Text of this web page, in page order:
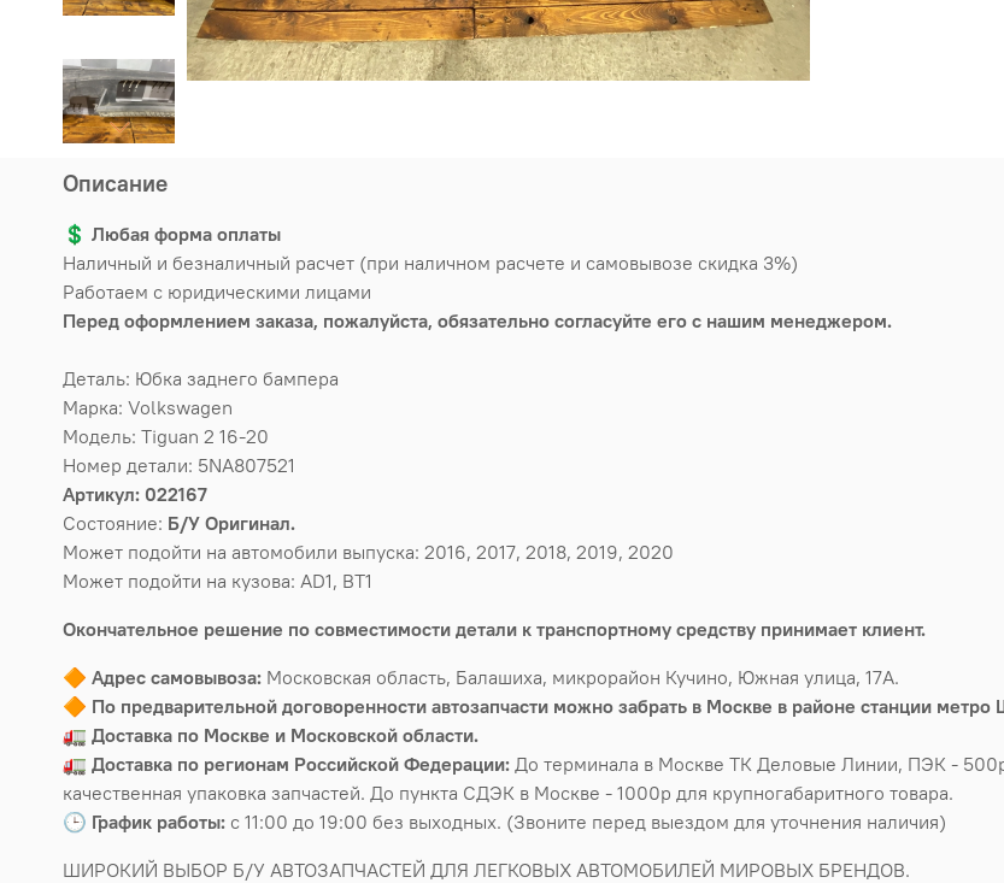
Описание
💲 Любая форма оплаты
Наличный и безналичный расчет (при наличном расчете и самовывозе скидка 3%)
Работаем с юридическими лицами
Перед оформлением заказа, пожалуйста, обязательно согласуйте его с нашим менеджером.
Деталь: Юбка заднего бампера
Марка: Volkswagen
Модель: Tiguan 2 16-20
Номер детали: 5NA807521
Артикул: 022167
Состояние: Б/У Оригинал.
Может подойти на автомобили выпуска: 2016, 2017, 2018, 2019, 2020
Может подойти на кузова: AD1, BT1
Окончательное решение по совместимости детали к транспортному средству принимает клиент.
🔶 Адрес самовывоза: Московская область, Балашиха, микрорайон Кучино, Южная улица, 17А.
🔶 По предварительной договоренности автозапчасти можно забрать в Москве в районе станции метро
🚛 Доставка по Москве и Московской области.
🚛 Доставка по регионам Российской Федерации: До терминала в Москве ТК Деловые Линии, ПЭК -
качественная упаковка запчастей. До пункта СДЭК в Москве - 1000р для крупногабаритного товара.
🕒 График работы: с 11:00 до 19:00 без выходных. (Звоните перед выездом для уточнения наличия)
ШИРОКИЙ ВЫБОР Б/У АВТОЗАПЧАСТЕЙ ДЛЯ ЛЕГКОВЫХ АВТОМОБИЛЕЙ МИРОВЫХ БРЕНДОВ.